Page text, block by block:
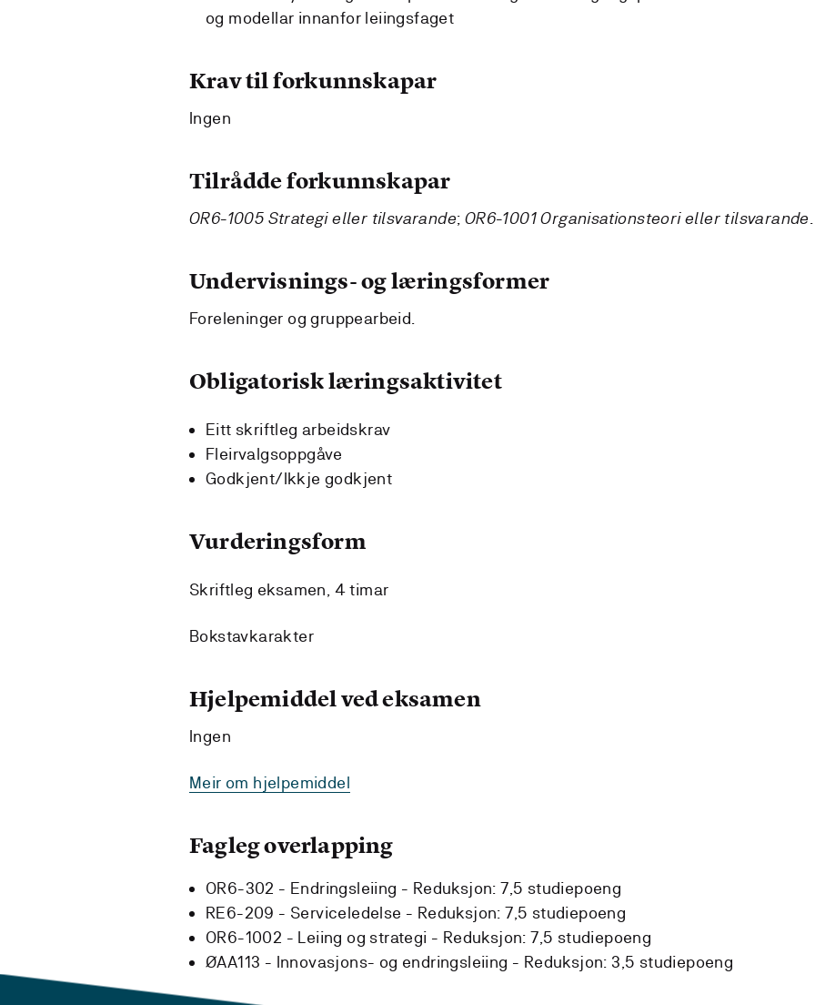
og modellar innanfor leiingsfaget
Krav til forkunnskapar
Ingen
Tilrådde forkunnskapar
OR6-1005 Strategi eller tilsvarande; OR6-1001 Organisationsteori eller tilsvarande
Undervisnings- og læringsformer
Foreleninger og gruppearbeid.
Obligatorisk læringsaktivitet
Eitt skriftleg arbeidskrav
Fleirvalgsoppgåve
Godkjent/Ikkje godkjent
Vurderingsform
Skriftleg eksamen, 4 timar
Bokstavkarakter
Hjelpemiddel ved eksamen
Ingen
Meir om hjelpemiddel
Fagleg overlapping
OR6-302 - Endringsleiing - Reduksjon: 7,5 studiepoeng
RE6-209 - Serviceledelse - Reduksjon: 7,5 studiepoeng
OR6-1002 - Leiing og strategi - Reduksjon: 7,5 studiepoeng
ØAA113 - Innovasjons- og endringsleiing - Reduksjon: 3,5 studiepoeng